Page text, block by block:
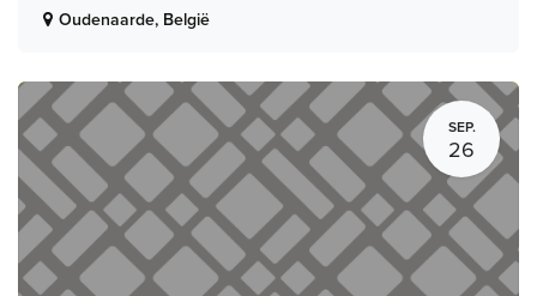
Oudenaarde, België
SEP.
26